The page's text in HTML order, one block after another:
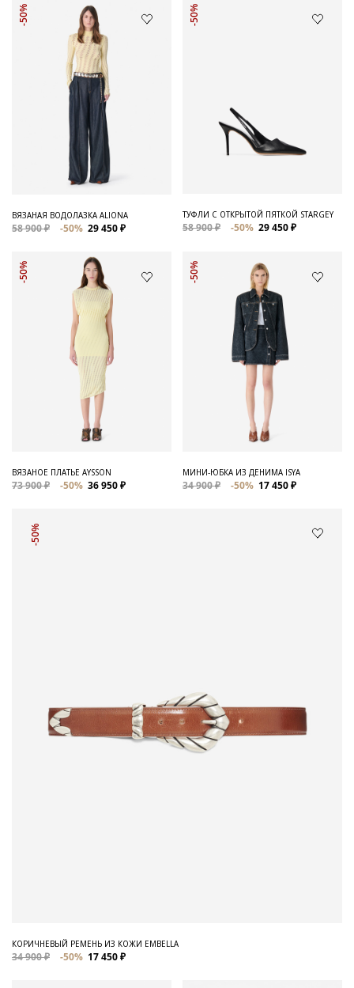
-50%
ВЯЗАНАЯ ВОДОЛАЗКА ALIONA
58 900 ₽ -50% 29 450 ₽
-50%
ТУФЛИ С ОТКРЫТОЙ ПЯТКОЙ STARGEY
58 900 ₽ -50% 29 450 ₽
-50%
ВЯЗАНОЕ ПЛАТЬЕ AYSSON
73 900 ₽ -50% 36 950 ₽
-50%
МИНИ-ЮБКА ИЗ ДЕНИМА ISYA
34 900 ₽ -50% 17 450 ₽
-50%
КОРИЧНЕВЫЙ РЕМЕНЬ ИЗ КОЖИ EMBELLA
34 900 ₽ -50% 17 450 ₽